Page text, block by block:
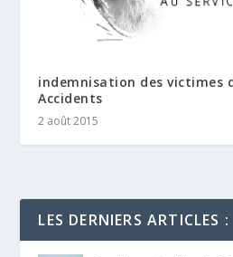
indemnisation des victimes
Accidents
2 août 2015
LES DERNIERS ARTICLES :